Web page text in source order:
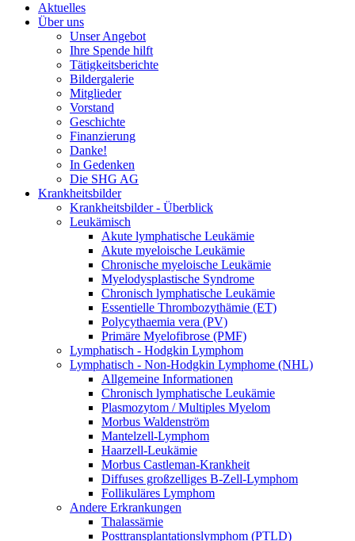
Aktuelles
Über uns
Unser Angebot
Ihre Spende hilft
Tätigkeitsberichte
Bildergalerie
Mitglieder
Vorstand
Geschichte
Finanzierung
Danke!
In Gedenken
Die SHG AG
Krankheitsbilder
Krankheitsbilder - Überblick
Leukämisch
Akute lymphatische Leukämie
Akute myeloische Leukämie
Chronische myeloische Leukämie
Myelodysplastische Syndrome
Chronisch lymphatische Leukämie
Essentielle Thrombozythämie (ET)
Polycythaemia vera (PV)
Primäre Myelofibrose (PMF)
Lymphatisch - Hodgkin Lymphom
Lymphatisch - Non-Hodgkin Lymphome (NHL)
Allgemeine Informationen
Chronisch lymphatische Leukämie
Plasmozytom / Multiples Myelom
Morbus Waldenström
Mantelzell-Lymphom
Haarzell-Leukämie
Morbus Castleman-Krankheit
Diffuses großzelliges B-Zell-Lymphom
Follikuläres Lymphom
Andere Erkrankungen
Thalassämie
Posttransplantationslymphom (PTLD)